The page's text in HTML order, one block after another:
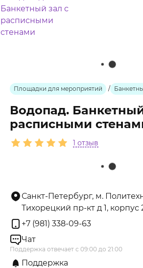
Площадки для мероприятий /
Водопад.
расписными
1 отзыв
Санкт-Петербург, м.
Тихорецкий пр-кт д 1, корпус
+7 (981) 338-09-63
Чат
Поддержка отвечает с 09:00 до 21:00
Поддержка